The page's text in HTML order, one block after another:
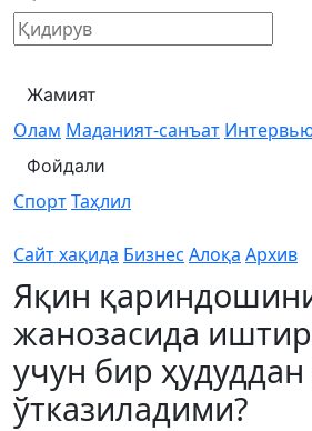
Жамият
Олам Маданият-санъат
Фойдали
СпортТаҳлил
Сайт хақида Бизнес Алоқа Архив
Яқин
жанозасида
учун бир
ўтказиладими?